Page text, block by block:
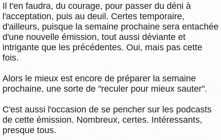
Il t'en faudra, du courage, pour passer du déni à
l'acceptation, puis au deuil. Certes temporaire,
d'ailleurs, puisque la semaine prochaine sera entachée
d'une nouvelle émission, tout aussi déviante et
intrigante que les précédentes. Oui, mais pas cette
fois.
Alors le mieux est encore de préparer la semaine
prochaine, une sorte de "reculer pour mieux sauter".
C'est aussi l'occasion de se pencher sur les podcasts
de cette émission. Nombreux, certes. Intéressants,
presque tous.